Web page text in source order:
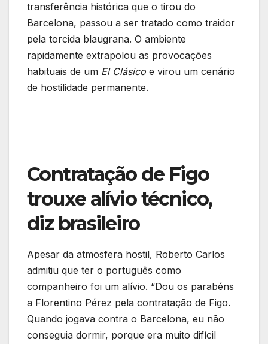
transferência histórica que o tirou do
Barcelona, passou a ser tratado como traidor
pela torcida blaugrana. O ambiente
rapidamente extrapolou as provocações
habituais de um El Clásico e virou um cenário
de hostilidade permanente.
Contratação de Figo
trouxe alívio técnico,
diz brasileiro
Apesar da atmosfera hostil, Roberto Carlos
admitiu que ter o português como
companheiro foi um alívio. “Dou os parabéns
a Florentino Pérez pela contratação de Figo.
Quando jogava contra o Barcelona, eu não
conseguia dormir, porque era muito difícil